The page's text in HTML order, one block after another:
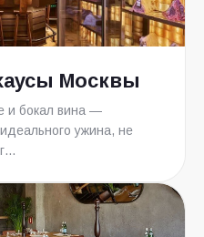
Москвы
и бокал вина —
ужина, не